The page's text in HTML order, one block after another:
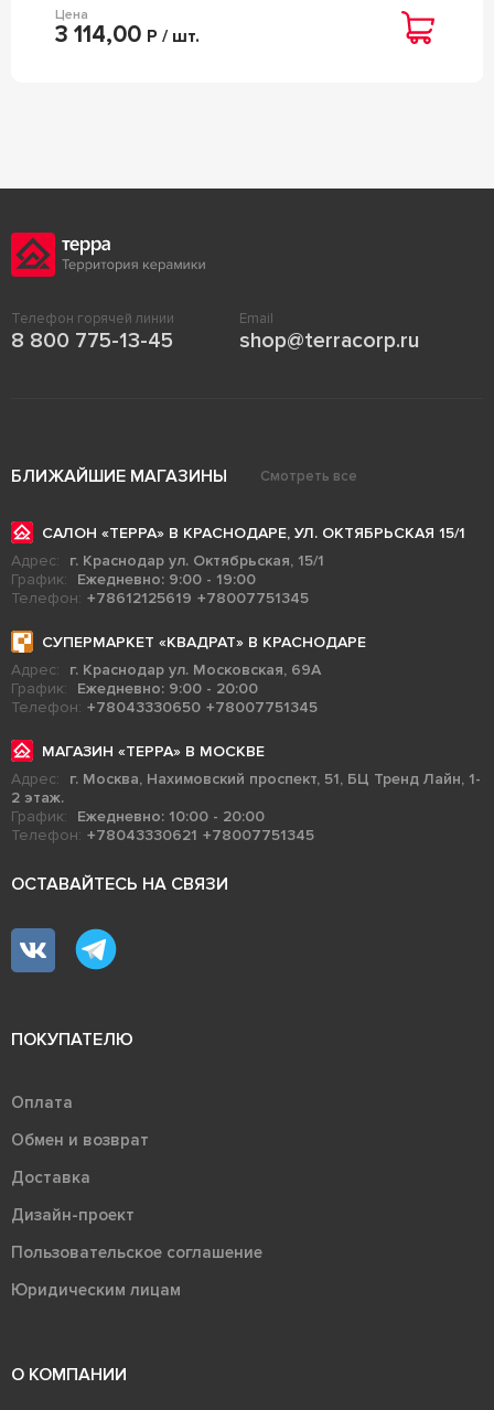
Цена
3 114,00 Р / шт.
Телефон горячей линии
8 800 775-13-45
Email
shop@terracorp.ru
БЛИЖАЙШИЕ МАГАЗИНЫ Смотреть все
САЛОН «ТЕРРА» В КРАСНОДАРЕ, УЛ. ОКТЯБРЬСКАЯ 15/1
Адрес:
г. Краснодар ул. Октябрьская, 15/1
График:
Ежедневно: 9:00 - 19:00
Телефон: +78612125619 +78007751345
СУПЕРМАРКЕТ «КВАДРАТ» В КРАСНОДАРЕ
Адрес:
г. Краснодар ул. Московская, 69А
График:
Ежедневно: 9:00 - 20:00
Телефон: +78043330650 +78007751345
МАГАЗИН «ТЕРРА» В МОСКВЕ
Адрес:
г. Москва, Нахимовский проспект, 51, БЦ Тренд Лайн, 1-
2 этаж.
График:
Ежедневно: 10:00 - 20:00
Телефон: +78043330621 +78007751345
ОСТАВАЙТЕСЬ НА СВЯЗИ
ПОКУПАТЕЛЮ
Оплата
Обмен и возврат
Доставка
Дизайн-проект
Пользовательское соглашение
Юридическим лицам
О КОМПАНИИ